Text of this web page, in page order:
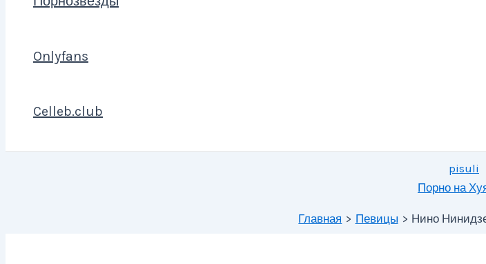
Onlyfans
Celleb.club
pisuli
Порно на
Главная Певицы Нино